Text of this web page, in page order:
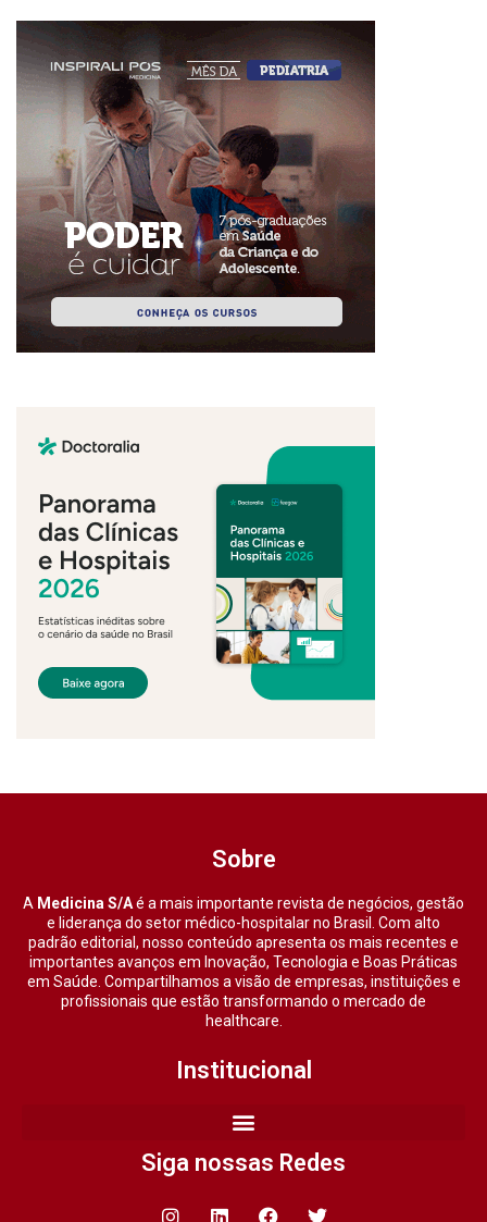
Sobre
A Medicina S/Aé a mais importante revista de negócios, gestão
e liderança do setor médico-hospitalar no Brasil. Com alto
padrão editorial, nosso conteúdo apresenta os mais recentes e
importantes avanços em Inovação, Tecnologia e Boas Práticas
em Saúde. Compartilhamos a visão de empresas, instituições e
profissionais que estão transformando o mercado de
healthcare.
Institucional
Siga nossas Redes